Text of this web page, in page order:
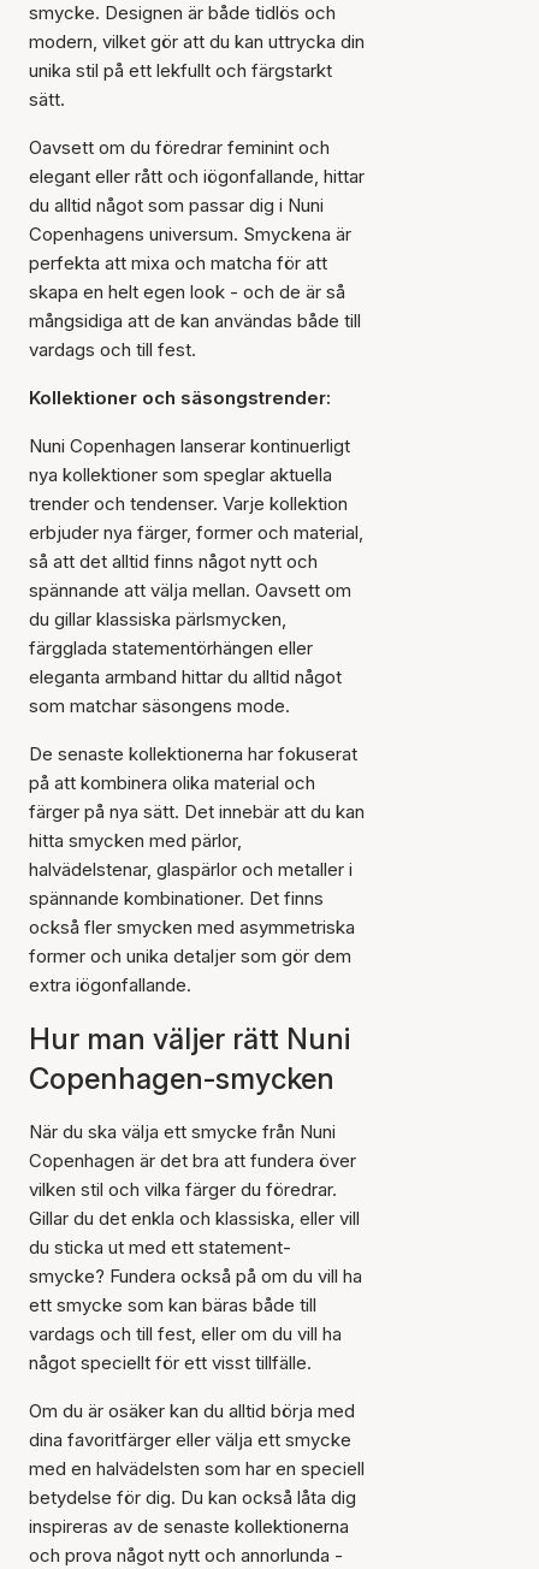
smycke. Designen är både tidlös och
modern, vilket gör att du kan uttrycka din
unika stil på ett lekfullt och färgstarkt
sätt.
Oavsett om du föredrar feminint och
elegant eller rått och iögonfallande, hittar
du alltid något som passar dig i Nuni
Copenhagens universum. Smyckena är
perfekta att mixa och matcha för att
skapa en helt egen look - och de är så
mångsidiga att de kan användas både till
vardags och till fest.
Kollektioner och säsongstrender:
Nuni Copenhagen lanserar kontinuerligt
nya kollektioner som speglar aktuella
trender och tendenser. Varje kollektion
erbjuder nya färger, former och material,
så att det alltid finns något nytt och
spännande att välja mellan. Oavsett om
du gillar klassiska pärlsmycken,
färgglada statementörhängen eller
eleganta armband hittar du alltid något
som matchar säsongens mode.
De senaste kollektionerna har fokuserat
på att kombinera olika material och
färger på nya sätt. Det innebär att du kan
hitta smycken med pärlor,
halvädelstenar, glaspärlor och metaller i
spännande kombinationer. Det finns
också fler smycken med asymmetriska
former och unika detaljer som gör dem
extra iögonfallande.
Hur man väljer rätt Nuni
Copenhagen-smycken
När du ska välja ett smycke från Nuni
Copenhagen är det bra att fundera över
vilken stil och vilka färger du föredrar.
Gillar du det enkla och klassiska, eller vill
du sticka ut med ett statement-
smycke? Fundera också på om du vill ha
ett smycke som kan bäras både till
vardags och till fest, eller om du vill ha
något speciellt för ett visst tillfälle.
Om du är osäker kan du alltid börja med
dina favoritfärger eller välja ett smycke
med en halvädelsten som har en speciell
betydelse för dig. Du kan också låta dig
inspireras av de senaste kollektionerna
och prova något nytt och annorlunda -